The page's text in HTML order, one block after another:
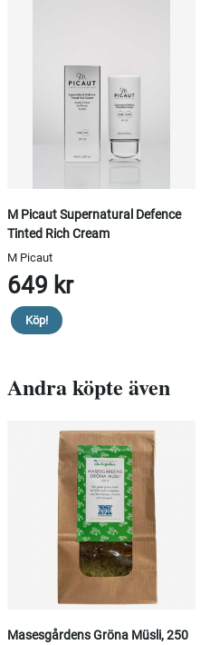
M Picaut Supernatural Defence
Tinted Rich Cream
M Picaut
649 kr
Köp!
Andra köpte även
Masesgårdens Gröna Müsli, 250